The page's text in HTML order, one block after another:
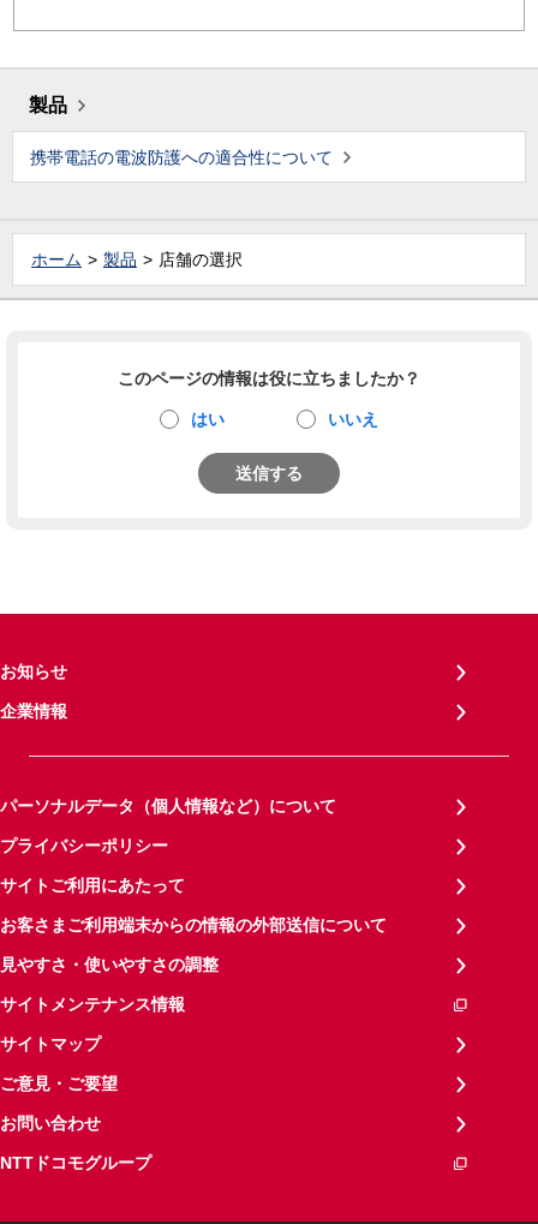
製品
携帯電話の電波防護への適合性について
ホーム 製品 店舗の選択
このページの情報は役に立ちましたか？
はい いいえ
送信する
お知らせ
企業情報
パーソナルデータ（個人情報など）について
プライバシーポリシー
サイトご利用にあたって
お客さまご利用端末からの情報の外部送信について
見やすさ・使いやすさの調整
サイトメンテナンス情報
サイトマップ
ご意見・ご要望
お問い合わせ
NTTドコモグループ